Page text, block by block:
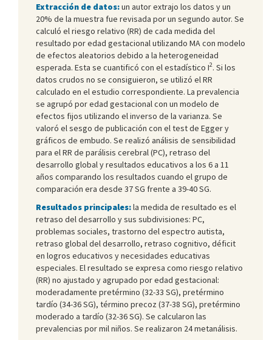
Extracción de datos:un autor extrajo los datos y un
20% de la muestra fue revisada por un segundo autor. Se
calculó el riesgo relativo (RR) de cada medida del
resultado por edad gestacional utilizando MA con modelo
de efectos aleatorios debido a la heterogeneidad
esperada. Esta se cuantificó con el estadístico I2. Si los
datos crudos no se consiguieron, se utilizó el RR
calculado en el estudio correspondiente. La prevalencia
se agrupó por edad gestacional con un modelo de
efectos fijos utilizando el inverso de la varianza. Se
valoró el sesgo de publicación con el test de Egger y
gráficos de embudo. Se realizó análisis de sensibilidad
para el RR de parálisis cerebral (PC), retraso del
desarrollo global y resultados educativos a los 6 a 11
años comparando los resultados cuando el grupo de
comparación era desde 37 SG frente a 39-40 SG.
Resultados principales:la medida de resultado es el
retraso del desarrollo y sus subdivisiones: PC,
problemas sociales, trastorno del espectro autista,
retraso global del desarrollo, retraso cognitivo, déficit
en logros educativos y necesidades educativas
especiales. El resultado se expresa como riesgo relativo
(RR) no ajustado y agrupado por edad gestacional:
moderadamente pretérmino (32-33 SG), pretérmino
tardío (34-36 SG), término precoz (37-38 SG), pretérmino
moderado a tardío (32-36 SG). Se calcularon las
prevalencias por mil niños. Se realizaron 24 metanálisis.